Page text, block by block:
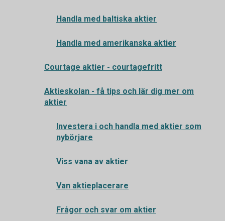
Handla med baltiska aktier
Handla med amerikanska aktier
Courtage aktier - courtagefritt
Aktieskolan - få tips och lär dig mer om
aktier
Investera i och handla med aktier som
nybörjare
Viss vana av aktier
Van aktieplacerare
Frågor och svar om aktier